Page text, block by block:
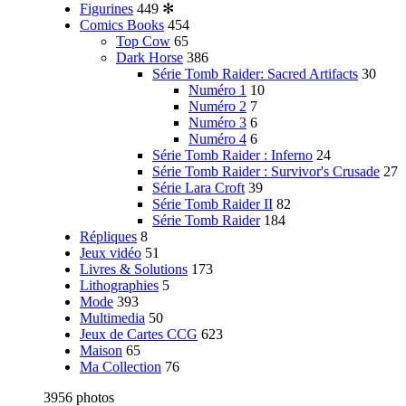
Figurines 449 ✻
Comics Books 454
Top Cow 65
Dark Horse 386
Série Tomb Raider: Sacred Artifacts 30
Numéro 1 10
Numéro 2 7
Numéro 3 6
Numéro 4 6
Série Tomb Raider : Inferno 24
Série Tomb Raider : Survivor's Crusade 27
Série Lara Croft 39
Série Tomb Raider II 82
Série Tomb Raider 184
Répliques 8
Jeux vidéo 51
Livres & Solutions 173
Lithographies 5
Mode 393
Multimedia 50
Jeux de Cartes CCG 623
Maison 65
Ma Collection 76
3956 photos